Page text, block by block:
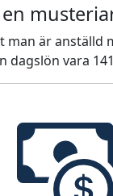
man är anställd
dagslön vara